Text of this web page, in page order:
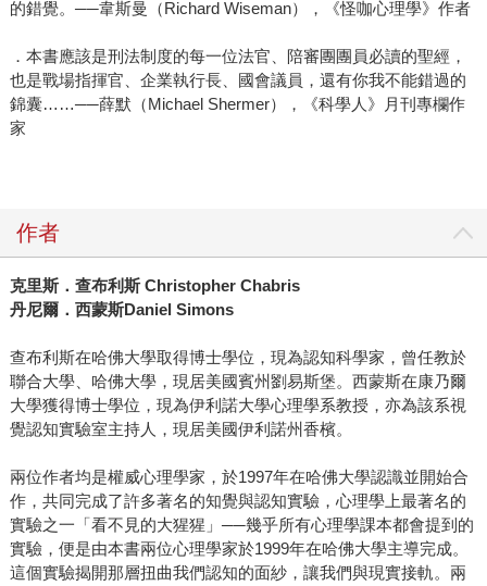
的錯覺。──韋斯曼（Richard Wiseman），《怪咖心理學》作者
．本書應該是刑法制度的每一位法官、陪審團團員必讀的聖經，
也是戰場指揮官、企業執行長、國會議員，還有你我不能錯過的
錦囊……──薛默（Michael Shermer），《科學人》月刊專欄作
家
作者
克里斯．查布利斯 Christopher Chabris
丹尼爾．西蒙斯Daniel Simons
查布利斯在哈佛大學取得博士學位，現為認知科學家，曾任教於
聯合大學、哈佛大學，現居美國賓州劉易斯堡。西蒙斯在康乃爾
大學獲得博士學位，現為伊利諾大學心理學系教授，亦為該系視
覺認知實驗室主持人，現居美國伊利諾州香檳。
兩位作者均是權威心理學家，於1997年在哈佛大學認識並開始合
作，共同完成了許多著名的知覺與認知實驗，心理學上最著名的
實驗之一「看不見的大猩猩」──幾乎所有心理學課本都會提到的
實驗，便是由本書兩位心理學家於1999年在哈佛大學主導完成。
這個實驗揭開那層扭曲我們認知的面紗，讓我們與現實接軌。兩